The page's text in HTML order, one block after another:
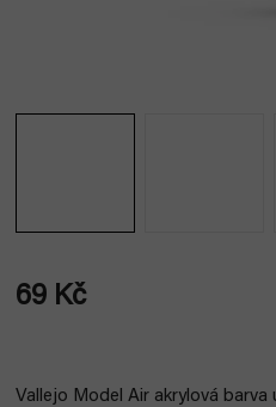
69 Kč
Vallejo Model Air akrylová barva